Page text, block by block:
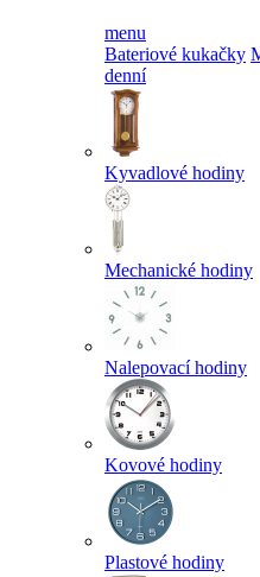
menu
Bateriové kukačky
denní
Kyvadlové hodiny
Mechanické hodiny
Nalepovací hodiny
Kovové hodiny
Plastové hodiny